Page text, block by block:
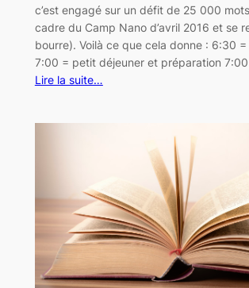
c’est engagé sur un défit de 25 000
cadre du Camp Nano d’avril 2016 et se
bourre). Voilà ce que cela donne : 6:30
7:00 = petit déjeuner et préparation
Lire la suite…